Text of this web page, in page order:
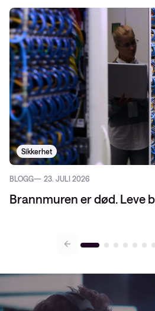
Sikkerhet
BLOGG 23. JULI 2026
Brannmuren er død. Leve